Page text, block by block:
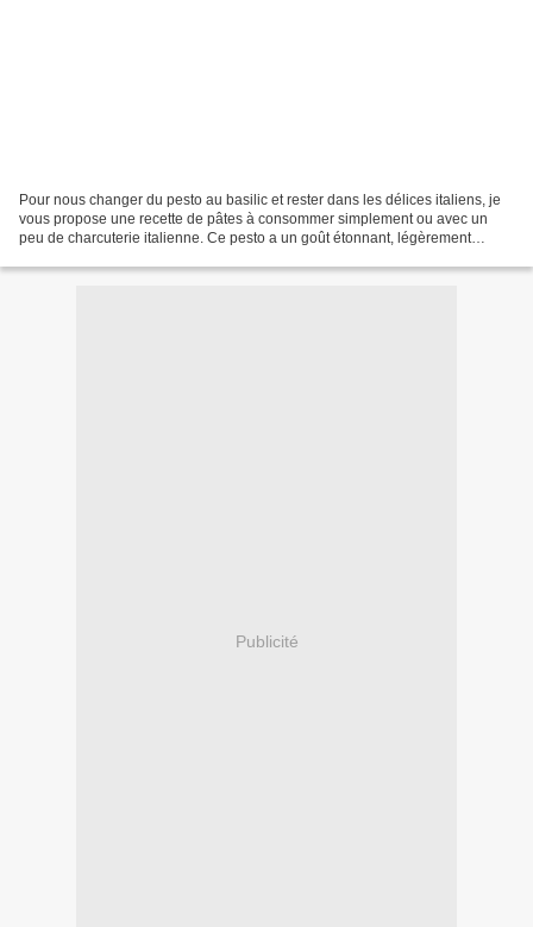
Pour nous changer du pesto au basilic et rester dans les délices italiens, je
vous propose une recette de pâtes à consommer simplement ou avec un
peu de charcuterie italienne. Ce pesto a un goût étonnant, légèrement
Publicité